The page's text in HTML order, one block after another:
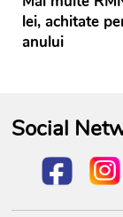
lei, achitate
anului
Social